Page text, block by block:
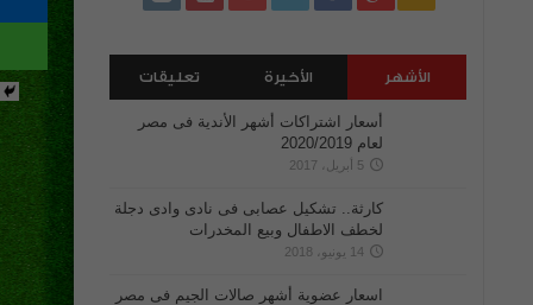
الأشهر الأخيرة تعليقات
أسعار اشتراكات أشهر الأندية فى مصر
لعام 2020/2019
5 أبريل، 2017
كارثة.. تشكيل عصابى فى نادى وادى دجلة
لخطف الاطفال وبيع المخدرات
14 يونيو، 2018
اسعار عضوية أشهر صالات الجيم فى مصر